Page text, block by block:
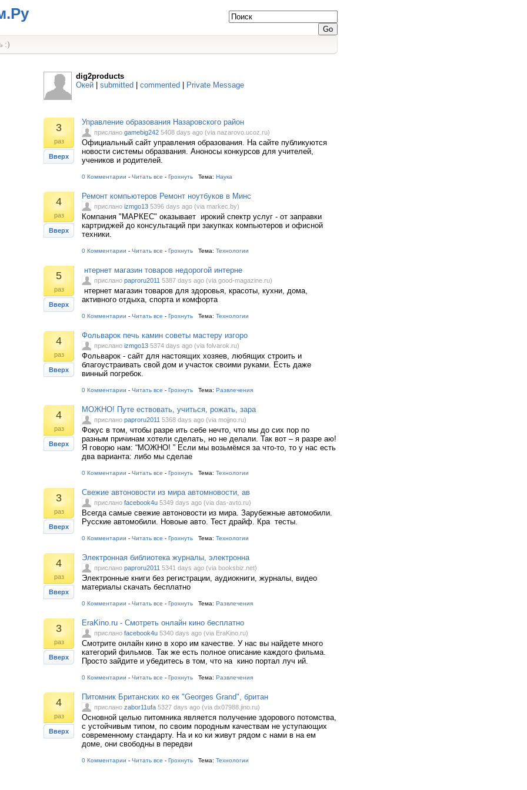
:)
dig2products
Окей
submitted commented Private Message
3
раз
Вверх
Управление образования Назаровского район
прислано gamebig242 5408 days ago (via nazarovo.ucoz.ru)
Официальный сайт управления образования. На сайте публикуются
новости системы образвания. Аноносы конкурсов для учителей,
учеников и родителей.
0 Комментарии - Читать все - Грохнуть Тема: Наука
4
раз
Вверх
Ремонт компьютеров Ремонт ноутбуков в Минс
прислано izmgo13 5396 days ago (via markec.by)
Компания "МАРКЕС" оказывает ирокий спектр услуг - от заправки
картриджей до консультаций при закупках компьютеров и офисной
техники.
0 Комментарии - Читать все - Грохнуть Тема: Технологии
5
раз
Вверх
нтернет магазин товаров недорогой интерне
прислано paproru2011 5387 days ago (via good-magazine.ru)
нтернет магазин товаров для здоровья, красоты, кухни, дома,
активного отдыха, спорта и комфорта
0 Комментарии - Читать все - Грохнуть Тема: Технологии
4
раз
Вверх
Фольварок печь камин советы мастеру изгоро
прислано izmgo13 5374 days ago (via folvarok.ru)
Фольварок - сайт для настоящих хозяев, любящих строить и
благоустраивать свой дом и участок своими руками. Есть даже
винный погребок.
0 Комментарии - Читать все - Грохнуть Тема: Развлечения
4
раз
Вверх
МОЖНО! Путе ествовать, учиться, рожать, зара
прислано paproru2011 5368 days ago (via mojjno.ru)
Фокус в том, чтобы разре ить себе нечто, что мы до сих пор по
разным причинам хотели сделать, но не делали. Так вот – я разре аю!
Я говорю нам: “МОЖНО! ” Если мы возьмёмся за что-то, то у нас есть
два варианта: либо мы сделае
0 Комментарии - Читать все - Грохнуть Тема: Технологии
3
раз
Вверх
Cвежие автоновости из мира автомновости, ав
прислано facebook4u 5349 days ago (via das-avto.ru)
Bсегда самые свежие автоновости из мира. Зарубежные автомобили.
Русские автомобили. Новоые авто. Тест драйф. Кра тесты.
0 Комментарии - Читать все - Грохнуть Тема: Технологии
4
раз
Вверх
Электронная библиотека журналы, электронна
прислано paproru2011 5341 days ago (via booksbiz.net)
Электронные книги без регистрации, аудиокниги, журналы, видео
материалы скачать бесплатно
0 Комментарии - Читать все - Грохнуть Тема: Развлечения
3
раз
Вверх
EraKino.ru - Смотреть онлайн кино бесплатно
прислано facebook4u 5340 days ago (via EraKino.ru)
Смотрите онлайн кино в хоро им качестве. У нас вы найдете много
категорий фильмов. Так же есть полное описание каждого фильма.
Просто зайдите и убедитесь в том, что на кино портал луч ий.
0 Комментарии - Читать все - Грохнуть Тема: Развлечения
4
раз
Вверх
Питомник Британских ко ек "Georges Grand", британ
прислано zabor11ufa 5327 days ago (via dx07988.jino.ru)
Основной целью питомника является получение здорового потомства,
с устойчивым типом, по своим породным качествам не уступающих
современному стандарту. На и ко ки живут рядом с нами в на ем
доме, они свободны в передви
0 Комментарии - Читать все - Грохнуть Тема: Технологии